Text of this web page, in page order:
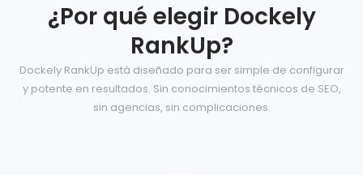
¿Por qué elegir Dockely
RankUp?
Dockely RankUp está diseñado para ser simple de configurar
y potente en resultados. Sin conocimientos técnicos de SEO,
sin agencias, sin complicaciones.